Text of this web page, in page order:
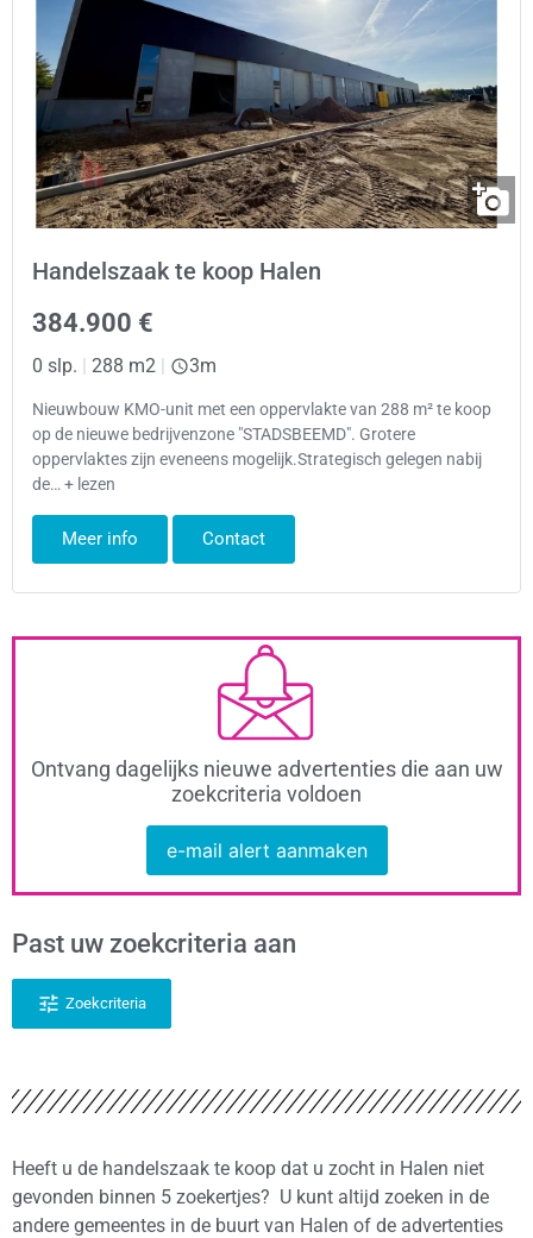
Handelszaak te koop Halen
384.900 €
0 slp. | 288 m2 | 3m
Nieuwbouw KMO-unit met een oppervlakte van 288 m² te koop
op de nieuwe bedrijvenzone "STADSBEEMD". Grotere
oppervlaktes zijn eveneens mogelijk.Strategisch gelegen nabij
de… + lezen
Meer info Contact
Ontvang dagelijks nieuwe advertenties die aan uw
zoekcriteria voldoen
e-mail alert aanmaken
Past uw zoekcriteria aan
Zoekcriteria
Heeft u de handelszaak te koop dat u zocht in Halen niet
gevonden binnen 5 zoekertjes? U kunt altijd zoeken in de
andere gemeentes in de buurt van Halen of de advertenties